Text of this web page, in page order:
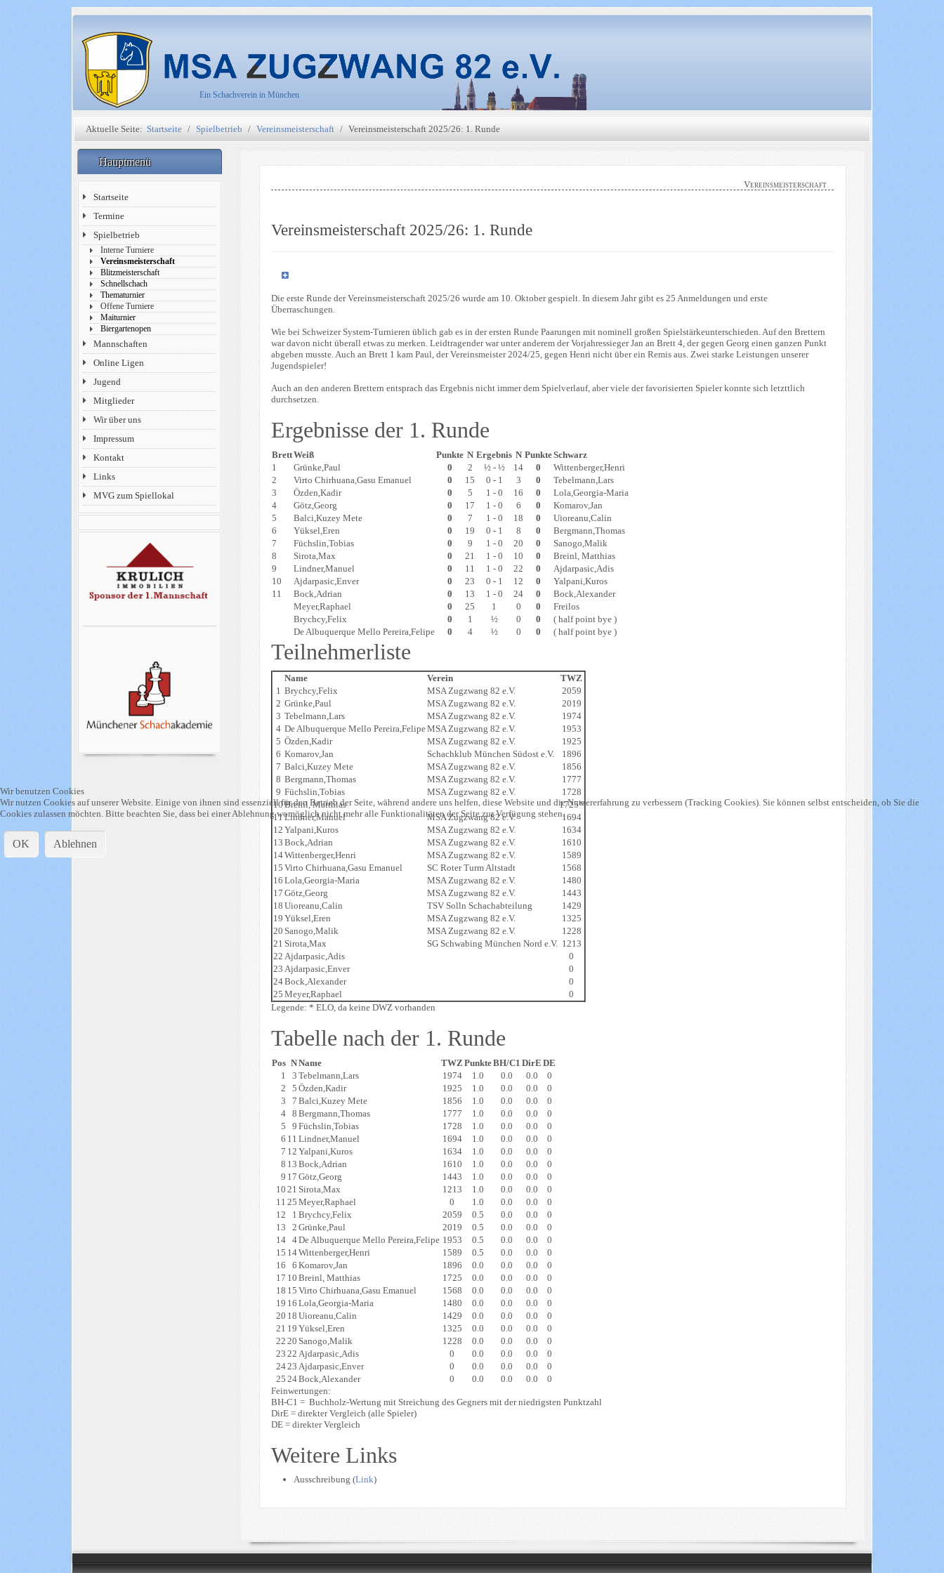
Ein Schachverein in München
Aktuelle Seite:Startseite Spielbetrieb Vereinsmeisterschaft Vereinsmeisterschaft 2025/26: 1. Runde
Hauptmenü
Startseite
Termine
Spielbetrieb
Interne Turniere
Vereinsmeisterschaft
Blitzmeisterschaft
Schnellschach
Thematurnier
Offene Turniere
Maiturnier
Biergartenopen
Mannschaften
Online Ligen
Jugend
Mitglieder
Wir über uns
Impressum
Kontakt
Links
MVG zum Spiellokal
Vereinsmeisterschaft
Vereinsmeisterschaft 2025/26: 1. Runde
Die erste Runde der Vereinsmeisterschaft 2025/26 wurde am 10. Oktober gespielt. In diesem Jahr gibt es 25 Anmeldungen und erste
Überraschungen.
Wie bei Schweizer System-Turnieren üblich gab es in der ersten Runde Paarungen mit nominell großen Spielstärkeunterschieden. Auf den Brettern
war davon nicht überall etwas zu merken. Leidtragender war unter anderem der Vorjahressieger Jan an Brett 4, der gegen Georg einen ganzen Punkt
abgeben musste. Auch an Brett 1 kam Paul, der Vereinsmeister 2024/25, gegen Henri nicht über ein Remis aus. Zwei starke Leistungen unserer
Jugendspieler!
Auch an den anderen Brettern entsprach das Ergebnis nicht immer dem Spielverlauf, aber viele der favorisierten Spieler konnte sich letzttlich
durchsetzen.
Ergebnisse der 1. Runde
BrettWeiß Punkte N Ergebnis N PunkteSchwarz
1
Grünke,Paul 0 2 ½ - ½ 14 0
Wittenberger,Henri
2
Virto Chirhuana,Gasu Emanuel 0 15 0 - 1 3 0
Tebelmann,Lars
3
Özden,Kadir 0 5 1 - 0 16 0
Lola,Georgia-Maria
4
Götz,Georg 0 17 1 - 0 6 0
Komarov,Jan
5
Balci,Kuzey Mete 0 7 1 - 0 18 0
Uioreanu,Calin
6
Yüksel,Eren 0 19 0 - 1 8 0
Bergmann,Thomas
7
Füchslin,Tobias 0 9 1 - 0 20 0
Sanogo,Malik
8
Sirota,Max 0 21 1 - 0 10 0
Breinl, Matthias
9
Lindner,Manuel 0 11 1 - 0 22 0
Ajdarpasic,Adis
10
Ajdarpasic,Enver 0 23 0 - 1 12 0
Yalpani,Kuros
11
Bock,Adrian 0 13 1 - 0 24 0
Bock,Alexander
Meyer,Raphael
0 25 1 0 0
Freilos
Brychcy,Felix
0 1 ½ 0 0
( half point bye )
De Albuquerque Mello Pereira,Felipe
0 4 ½ 0 0 ( half point bye )
Teilnehmerliste
Name Verein
TWZ
1 Brychcy,Felix MSA Zugzwang 82 e.V.
2059
2 Grünke,Paul MSA Zugzwang 82 e.V.
2019
3 Tebelmann,Lars MSA Zugzwang 82 e.V.
1974
4 De Albuquerque Mello Pereira,FelipeMSA Zugzwang 82 e.V.
1953
5 Özden,Kadir MSA Zugzwang 82 e.V.
1925
6 Komarov,Jan Schachklub München Südost e.V.
1896
7 Balci,Kuzey Mete MSA Zugzwang 82 e.V.
1856
8 Bergmann,Thomas MSA Zugzwang 82 e.V.
1777
9 Füchslin,Tobias MSA Zugzwang 82 e.V.
1728
10Breinl, Matthias
1725*
11Lindner,Manuel MSA Zugzwang 82 e.V.
1694
12 Yalpani,Kuros MSA Zugzwang 82 e.V.
1634
13 Bock,Adrian MSA Zugzwang 82 e.V.
1610
14Wittenberger,Henri MSA Zugzwang 82 e.V.
1589
15 Virto Chirhuana,Gasu Emanuel SC Roter Turm Altstadt
1568
16 Lola,Georgia-Maria MSA Zugzwang 82 e.V.
1480
17 Götz,Georg MSA Zugzwang 82 e.V.
1443
18 Uioreanu,Calin TSV Solln Schachabteilung
1429
19 Yüksel,Eren MSA Zugzwang 82 e.V.
1325
20 Sanogo,Malik MSA Zugzwang 82 e.V.
1228
21 Sirota,Max SG Schwabing München Nord e.V. 1213
22 Ajdarpasic,Adis
0
23 Ajdarpasic,Enver
0
24Bock,Alexander
0
25 Meyer,Raphael
0
Legende: * ELO, da keine DWZ vorhanden
Tabelle nach der 1. Runde
Pos NName TWZ PunkteBH/C1 DirE DE
1
3 Tebelmann,Lars 1974 1.0 0.0 0.0
0
2
5 Özden,Kadir 1925 1.0 0.0 0.0
0
3
7 Balci,Kuzey Mete 1856 1.0 0.0 0.0
0
4
8 Bergmann,Thomas 1777 1.0 0.0 0.0
0
5
9 Füchslin,Tobias 1728 1.0 0.0 0.0
0
6 11 Lindner,Manuel 1694 1.0 0.0 0.0
0
7 12 Yalpani,Kuros 1634 1.0 0.0 0.0
0
8 13 Bock,Adrian 1610 1.0 0.0 0.0
0
9 17 Götz,Georg 1443 1.0 0.0 0.0
0
10 21 Sirota,Max 1213 1.0 0.0 0.0
0
11 25 Meyer,Raphael 0 1.0 0.0 0.0
0
12
1 Brychcy,Felix 2059 0.5 0.0 0.0
0
13
2 Grünke,Paul 2019 0.5 0.0 0.0
0
14
4De Albuquerque Mello Pereira,Felipe 1953 0.5 0.0 0.0
0
15 14Wittenberger,Henri 1589 0.5 0.0 0.0
0
16
6 Komarov,Jan 1896 0.0 0.0 0.0
0
17 10 Breinl, Matthias 1725 0.0 0.0 0.0
0
18 15 Virto Chirhuana,Gasu Emanuel 1568 0.0 0.0 0.0
0
19 16 Lola,Georgia-Maria 1480 0.0 0.0 0.0
0
20 18 Uioreanu,Calin 1429 0.0 0.0 0.0
0
21 19 Yüksel,Eren 1325 0.0 0.0 0.0
0
22 20 Sanogo,Malik 1228 0.0 0.0 0.0
0
23 22 Ajdarpasic,Adis 0 0.0 0.0 0.0
0
2423 Ajdarpasic,Enver 0 0.0 0.0 0.0
0
25 24Bock,Alexander 0 0.0 0.0 0.0
0
Feinwertungen:
BH-C1 = Buchholz-Wertung mit Streichung des Gegners mit der niedrigsten Punktzahl
DirE = direkter Vergleich (alle Spieler)
DE = direkter Vergleich
Weitere Links
Ausschreibung (Link)
Wir benutzen Cookies
Wir nutzen Cookies auf unserer Website. Einige von ihnen sind essenziell für den Betrieb der Seite, während andere uns helfen, diese Website und die Nutzererfahrung zu verbessern (Tracking Cookies). Sie können selbst entscheiden, ob Sie die
Cookies zulassen möchten. Bitte beachten Sie, dass bei einer Ablehnung womöglich nicht mehr alle Funktionalitäten der Seite zur Verfügung stehen.
OK Ablehnen